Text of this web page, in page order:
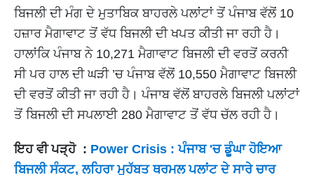
ਬਿਜਲੀ ਦੀ ਮੰਗ ਦੇ ਮੁਤਾਬਿਕ ਬਾਹਰਲੇ ਪਲਾਂਟਾਂ ਤੋਂ ਪੰਜਾਬ ਵੱਲੋਂ 10
ਹਜ਼ਾਰ ਮੈਗਾਵਾਟ ਤੋਂ ਵੱਧ ਬਿਜਲੀ ਦੀ ਖਪਤ ਕੀਤੀ ਜਾ ਰਹੀ ਹੈ।
ਹਾਲਾਂਕਿ ਪੰਜਾਬ ਨੇ 10,271 ਮੈਗਾਵਾਟ ਬਿਜਲੀ ਦੀ ਵਰਤੋਂ ਕਰਨੀ
ਸੀ ਪਰ ਹਾਲ ਦੀ ਘੜੀ ’ਚ ਪੰਜਾਬ ਵੱਲੋਂ 10,550 ਮੈਗਾਵਾਟ ਬਿਜਲੀ
ਦੀ ਵਰਤੋਂ ਕੀਤੀ ਜਾ ਰਹੀ ਹੈ। ਪੰਜਾਬ ਵੱਲੋਂ ਬਾਹਰਲੇ ਬਿਜਲੀ ਪਲਾਂਟਾਂ
ਤੋਂ ਬਿਜਲੀ ਦੀ ਸਪਲਾਈ 280 ਮੈਗਾਵਾਟ ਤੋਂ ਵੱਧ ਚੱਲ ਰਹੀ ਹੈ।
ਇਹ ਵੀ ਪੜ੍ਹੋ : Power Crisis : ਪੰਜਾਬ 'ਚ ਡੂੰਘਾ ਹੋਇਆ
ਬਿਜਲੀ ਸੰਕਟ, ਲਹਿਰਾ ਮੁਹੱਬਤ ਥਰਮਲ ਪਲਾਂਟ ਦੇ ਸਾਰੇ ਚਾਰ